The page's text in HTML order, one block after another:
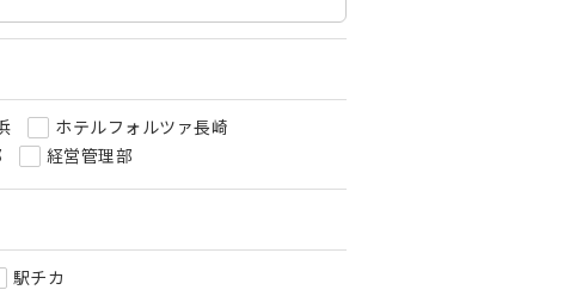
ホテルフォルツァ長崎
経営管理部
駅チカ